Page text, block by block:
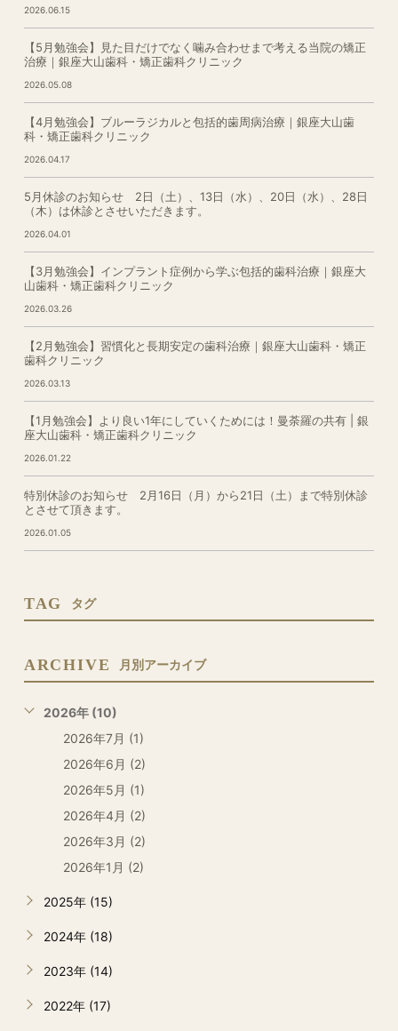
2026.06.15
【5月勉強会】見た目だけでなく噛み合わせまで考える当院の矯正
治療｜銀座大山歯科・矯正歯科クリニック
2026.05.08
【4月勉強会】ブルーラジカルと包括的歯周病治療｜銀座大山歯
科・矯正歯科クリニック
2026.04.17
5月休診のお知らせ 2日（土）、13日（水）、20日（水）、28日
（木）は休診とさせいただきます。
2026.04.01
【3月勉強会】インプラント症例から学ぶ包括的歯科治療｜銀座大
山歯科・矯正歯科クリニック
2026.03.26
【2月勉強会】習慣化と長期安定の歯科治療｜銀座大山歯科・矯正
歯科クリニック
2026.03.13
【1月勉強会】より良い1年にしていくためには！曼荼羅の共有 | 銀
座大山歯科・矯正歯科クリニック
2026.01.22
特別休診のお知らせ 2月16日（月）から21日（土）まで特別休診
とさせて頂きます。
2026.01.05
TAG タグ
ARCHIVE 月別アーカイブ
2026年 (10)
2026年7月 (1)
2026年6月 (2)
2026年5月 (1)
2026年4月 (2)
2026年3月 (2)
2026年1月 (2)
2025年 (15)
2024年 (18)
2023年 (14)
2022年 (17)